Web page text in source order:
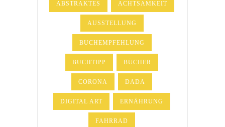
ABSTRAKTES ACHTSAMKEIT
AUSSTELLUNG
BUCHEMPFEHLUNG
BUCHTIPP BÜCHER
CORONA DADA
DIGITAL ART ERNÄHRUNG
FAHRRAD